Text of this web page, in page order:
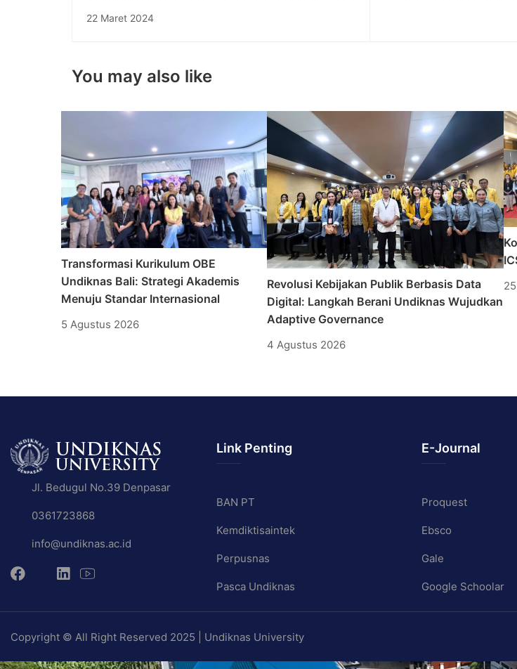
22 Maret 2024
You may also like
Transformasi Kurikulum OBE
Undiknas Bali: Strategi Akademis
Menuju Standar Internasional
5 Agustus 2026
Revolusi Kebijakan Publik Berbasis Data
Digital: Langkah Berani Undiknas Wujudkan
Adaptive Governance
4 Agustus 2026
Jl. Bedugul No.39 Denpasar
0361723868
info@undiknas.ac.id
Link Penting
BAN PT
Kemdiktisaintek
Perpusnas
Pasca Undiknas
E-Journal
Proquest
Ebsco
Gale
Google Schoolar
Copyright © All Right Reserved 2025 | Undiknas University